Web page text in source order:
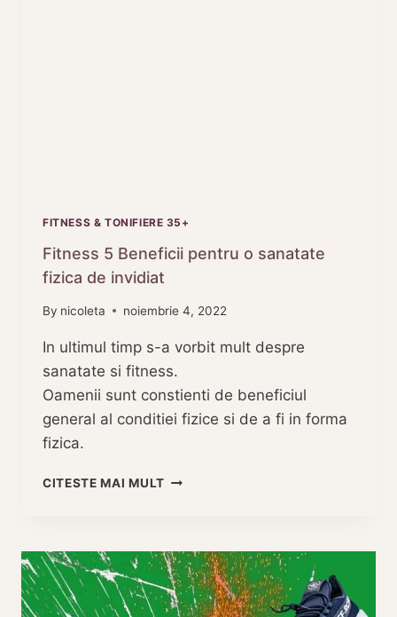
FITNESS & TONIFIERE 35+
Fitness 5 Beneficii pentru o sanatate
fizica de invidiat
By nicoleta noiembrie 4, 2022
In ultimul timp s-a vorbit mult despre
sanatate si fitness.
Oamenii sunt constienti de beneficiul
general al conditiei fizice si de a fi in forma
fizica.
CITESTE MAI MULTFITNESS
O
SANATATE
FIZICA
DE